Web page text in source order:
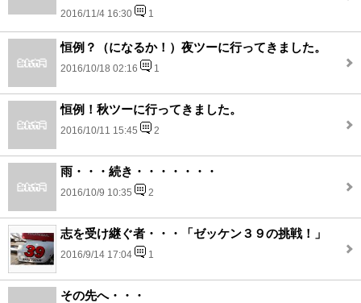
2016/11/4 16:30 1
恒例？（になるか！）夜ツーに行ってきました。
2016/10/18 02:16 1
恒例！秋ツーに行ってきました。
2016/10/11 15:45 2
雨・・・続き・・・・・・・
2016/10/9 10:35 2
志を受け継ぐ者・・・「ゼッケン３９の挑戦！」
2016/9/14 17:04 1
その先へ・・・